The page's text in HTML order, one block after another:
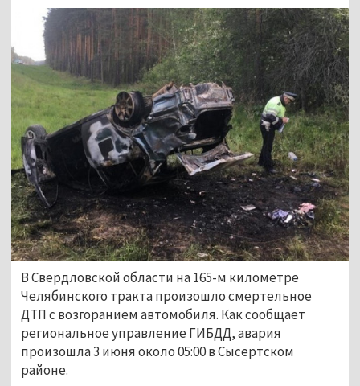
В Свердловской области на 165-м километре
Челябинского тракта произошло смертельное
ДТП с возгоранием автомобиля. Как сообщает
региональное управление ГИБДД, авария
произошла 3 июня около 05:00 в Сысертском
районе.